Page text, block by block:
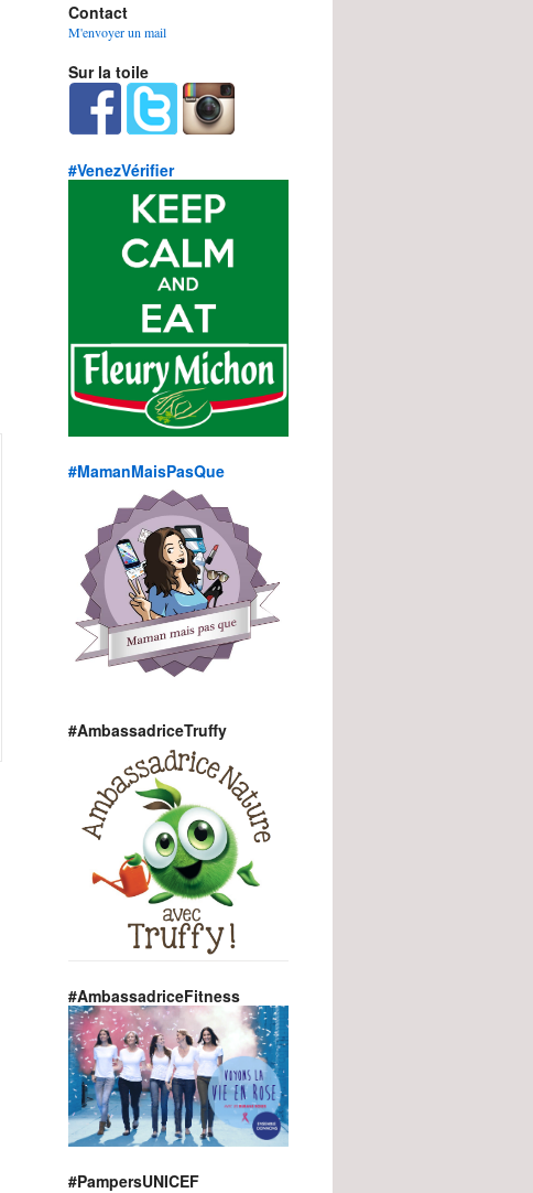
Contact
M'envoyer un mail
Sur la toile
#VenezVérifier
#MamanMaisPasQue
#AmbassadriceTruffy
#AmbassadriceFitness
#PampersUNICEF